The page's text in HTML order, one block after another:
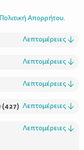
Πολιτική Απορρήτου.
Λεπτομέρειες ↓
Λεπτομέρειες ↓
Λεπτομέρειες ↓
(427) Λεπτομέρειες ↓
Λεπτομέρειες ↓